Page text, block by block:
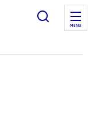
Ouvrir
MENU